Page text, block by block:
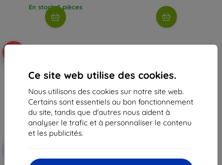
Ce site web utilise des cookies.
Nous utilisons des cookies sur notre site web.
Certains sont essentiels au bon fonctionnement
du site, tandis que d'autres nous aident à
analyser le trafic et à personnaliser le contenu
et les publicités.
En stock 4 pièces
coupon